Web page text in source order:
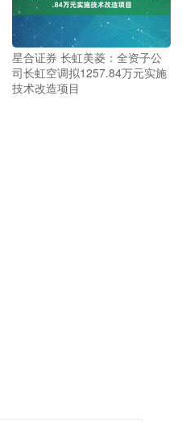
星合证券 长虹美菱：全资子公
司长虹空调拟1257.84万元实施
技术改造项目